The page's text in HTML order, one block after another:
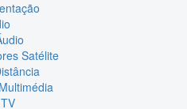
Satélite